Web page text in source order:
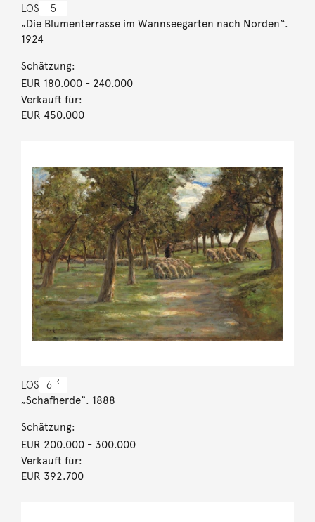
LOS 5
„Die Blumenterrasse im Wannseegarten nach Norden“.
1924
Schätzung:
EUR 180.000- 240.000
Verkauft für:
EUR 450.000
LOS 6 R
„Schafherde“. 1888
Schätzung:
EUR 200.000- 300.000
Verkauft für:
EUR 392.700